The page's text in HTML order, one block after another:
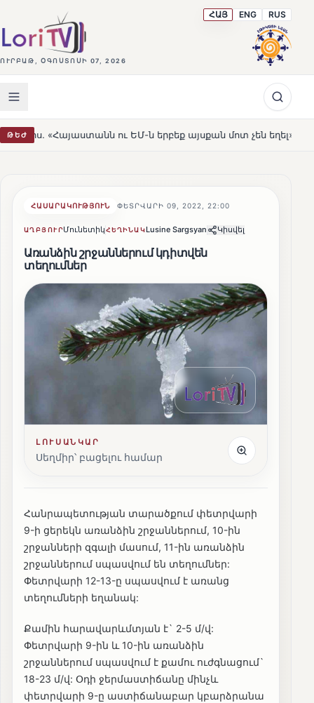
ՈՒՐԲԱԹ, ՕԳՈՍՏՈՍԻ 07, 2026
ՀԱՅ ENG RUS
ԹԵԺ ու ԵՄ-ն երբեք այսքան մոտ չեն եղել» HOT
ՀԱՍԱՐԱԿՈՒԹՅՈՒՆ ՓԵՏՐՎԱՐԻ 09, 2022, 22:00
ԱՂԲՅՈՒՐՄունետիկՀԵՂԻՆԱԿLusine Sargsyan Կիսվել
Առանձին շրջաններում կդիտվեն
տեղումներ
ԼՈՒՍԱՆԿԱՐ
Սեղմիր՝ բացելու համար
Հանրապետության տարածքում փետրվարի
9-ի ցերեկն առանձին շրջաններում, 10-ին
շրջանների զգալի մասում, 11-ին առանձին
շրջաններում սպասվում են տեղումներ:
Փետրվարի 12-13-ը սպասվում է առանց
տեղումների եղանակ:
Քամին հարավարևմտյան է` 2-5 մ/վ:
Փետրվարի 9-ին և 10-ին առանձին
շրջաններում սպասվում է քամու ուժգնացում`
18-23 մ/վ: Օդի ջերմաստիճանը մինչև
փետրվարի 9-ը աստիճանաբար կբարձրանա